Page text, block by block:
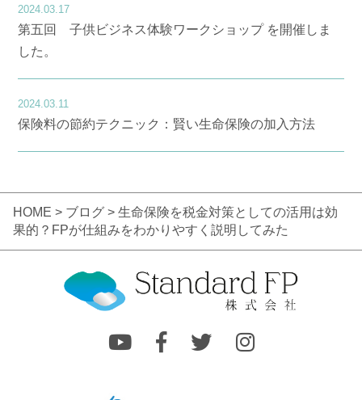
2024.03.17
第五回 子供ビジネス体験ワークショップ を開催しま
した。
2024.03.11
保険料の節約テクニック：賢い生命保険の加入方法
HOME > ブログ > 生命保険を税金対策としての活用は効
果的？FPが仕組みをわかりやすく説明してみた